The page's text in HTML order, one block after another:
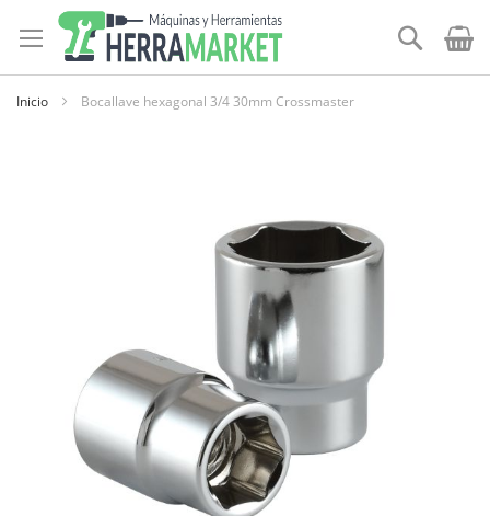
al
contenido
Buscar
Inicio Bocallave hexagonal 3/4 30mm Crossmaster